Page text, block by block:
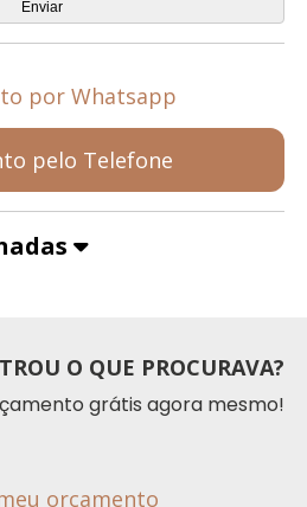
por Whatsapp
pelo Telefone
O QUE PROCURAVA?
grátis agora mesmo!
orçamento